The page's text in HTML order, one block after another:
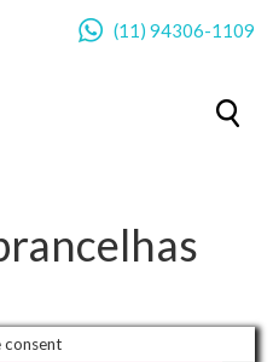
(11) 94306-1109
consent